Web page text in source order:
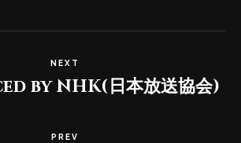
NEXT
by NHK(日本放送協会)
PREV